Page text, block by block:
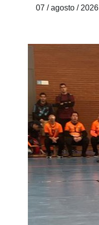
07 / agosto / 2026